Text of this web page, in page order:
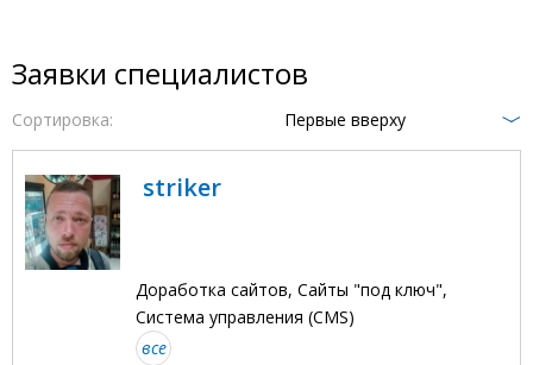
Заявки специалистов
Сортировка: Первые вверху
striker
Доработка сайтов, Сайты "под ключ",
Система управления (CMS)
все